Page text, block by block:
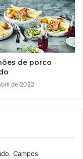
de porco
de 2022
Campos